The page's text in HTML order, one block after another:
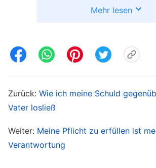
Mutter ein letztes Mal zu sehen.
nicht beherrschen und brach in
den letzten Jahren, in denen ich
wieder bei meiner Mutter zu sein,
kümmern, sie zu ehren und ihr
Mehr lesen
Zurück: Wie ich meine Schuld
Vater losließ
Weiter: Meine Pflicht zu erfüllen ist
Verantwortung